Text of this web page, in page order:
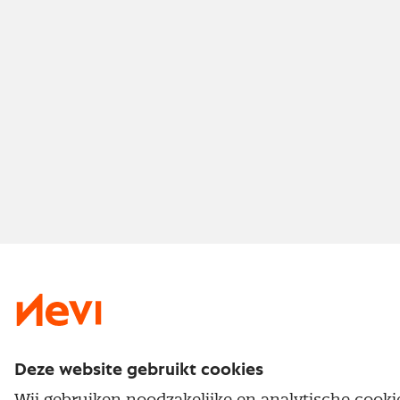
Deze website gebruikt cookies